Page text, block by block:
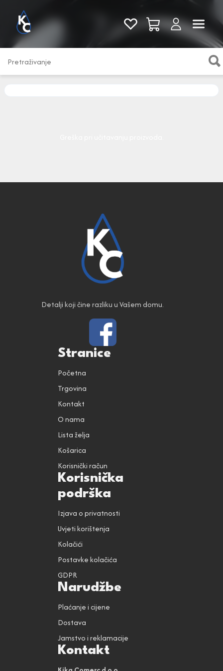
Pogledaj sve
Detalji koji čine razliku u Vašem domu.
Stranice
Početna
Trgovina
Kontakt
O nama
Lista želja
Košarica
Korisnički račun
Korisnička
podrška
Izjava o privatnosti
Uvjeti korištenja
Kolačići
Postavke kolačića
GDPR
Narudžbe
Plaćanje i cijene
Dostava
Jamstvo i reklamacije
Kontakt